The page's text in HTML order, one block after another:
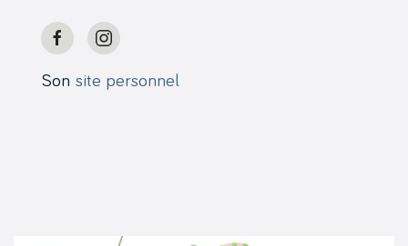
Son site personnel